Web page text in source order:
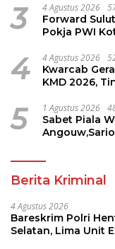
3 4 Agustus 2026
Forward
Pokja PWI
4 4 Agustus 2026
Kwarcab
KMD 2026,
5 1 Agustus 2026
Sabet Piala
Berita Kriminal
4 Agustus 2026
Bareskrim Polri
Selatan, Lima Unit